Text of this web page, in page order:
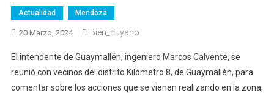
Actualidad Mendoza
20 Marzo, 2024 Bien_cuyano
El intendente de Guaymallén, ingeniero Marcos Calvente, se
reunió con vecinos del distrito Kilómetro 8, de Guaymallén, para
comentar sobre los acciones que se vienen realizando en la zona,